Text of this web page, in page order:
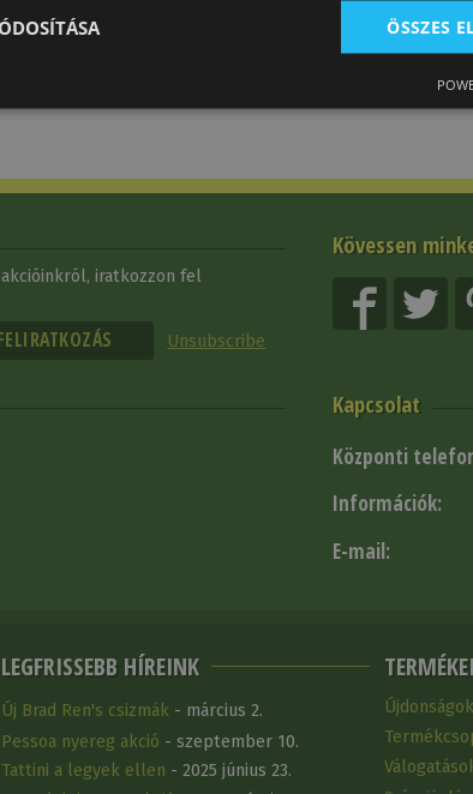
Kövessen
iratkozzon fel
Unsubscribe
Kapcsolat
Központi
Információk:
E-mail:
LEGFRISSEBB HÍREINK
Új Brad Ren's csizmák- március 2.
Pessoa nyereg akció - szeptember 10.
Tattini a legyek ellen - 2025 június 23.
Újdonságok
ÖSSZES